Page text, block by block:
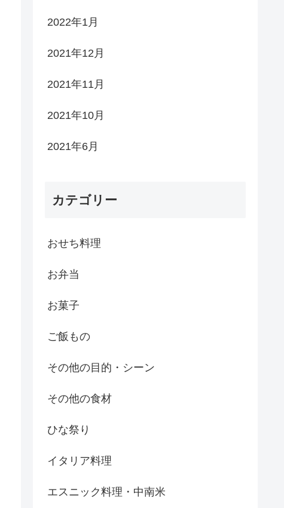
2022年1月
2021年12月
2021年11月
2021年10月
2021年6月
カテゴリー
おせち料理
お弁当
お菓子
ご飯もの
その他の目的・シーン
その他の食材
ひな祭り
イタリア料理
エスニック料理・中南米